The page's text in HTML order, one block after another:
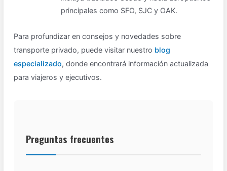
principales como SFO, SJC y OAK.
Para profundizar en consejos y novedades sobre
transporte privado, puede visitar nuestro blog
especializado, donde encontrará información actualizada
para viajeros y ejecutivos.
Preguntas frecuentes